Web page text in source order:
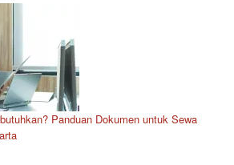
Panduan Dokumen untuk Sewa